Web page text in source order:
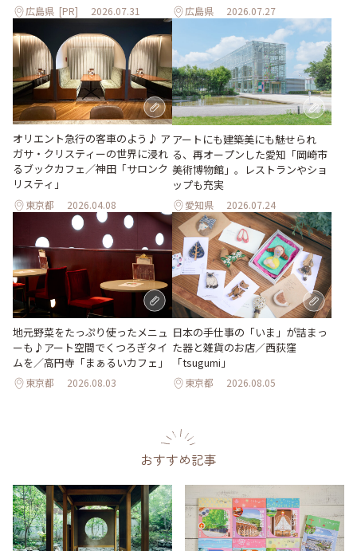
広島県 [PR] 2026.07.31 広島県 2026.07.27
オリエント急行の客車のよう♪ ア
ガサ・クリスティーの世界に浸れ
るブックカフェ／神田「サロンク
リスティ」
東京都 2026.04.08
アートにも建築美にも魅せられ
る、再オープンした愛知「岡崎市
美術博物館」。レストランやショ
ップも充実
愛知県 2026.07.24
地元野菜をたっぷり使ったメニュ
ーも♪アート空間でくつろぎタイ
ムを／高円寺「まぁるいカフェ」
東京都 2026.08.03
日本の手仕事の「いま」が詰まっ
た器と雑貨のお店／西荻窪
「tsugumi」
東京都 2026.08.05
おすすめ記事